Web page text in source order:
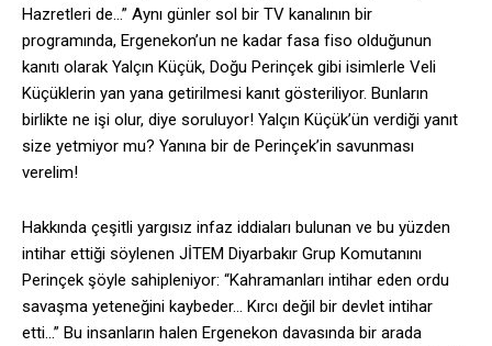
Hazretleri de…” Aynı günler sol bir TV kanalının bir
programında, Ergenekon’un ne kadar fasa fiso olduğunun
kanıtı olarak Yalçın Küçük, Doğu Perinçek gibi isimlerle Veli
Küçüklerin yan yana getirilmesi kanıt gösteriliyor. Bunların
birlikte ne işi olur, diye soruluyor! Yalçın Küçük’ün verdiği yanıt
size yetmiyor mu? Yanına bir de Perinçek’in savunması
verelim!
Hakkında çeşitli yargısız infaz iddiaları bulunan ve bu yüzden
intihar ettiği söylenen JİTEM Diyarbakır Grup Komutanını
Perinçek şöyle sahipleniyor: “Kahramanları intihar eden ordu
savaşma yeteneğini kaybeder… Kırcı değil bir devlet intihar
etti…” Bu insanların halen Ergenekon davasında bir arada